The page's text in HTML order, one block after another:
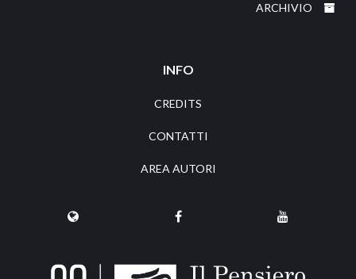
ARCHIVIO
INFO
CREDITS
CONTATTI
AREA AUTORI